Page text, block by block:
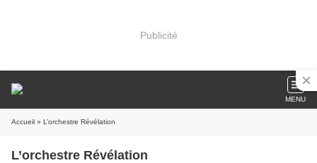
Publicité
MENU
Accueil » L’orchestre Révélation
L’orchestre Révélation